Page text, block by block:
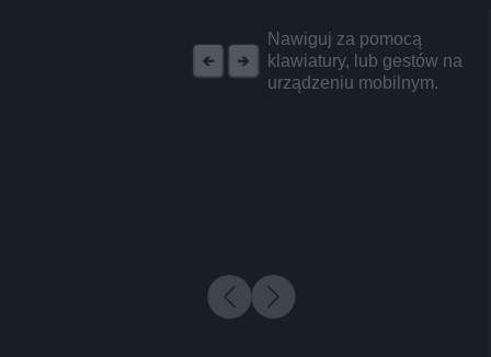
Nawiguj za pomocą
klawiatury, lub gestów na
urządzeniu mobilnym.